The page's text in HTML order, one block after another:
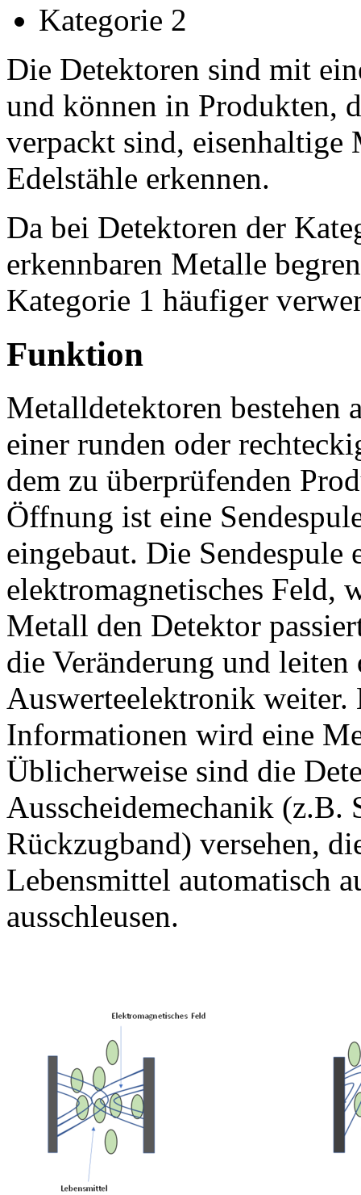
Kategorie 2
Die Detektoren sind mit
und können in Produkten,
verpackt sind, eisenhaltige
Edelstähle erkennen.
Da bei Detektoren der
erkennbaren Metalle
Kategorie 1 häufiger
Funktion
Metalldetektoren bestehen
einer runden oder
dem zu überprüfenden
Öffnung ist eine
eingebaut. Die Sendespule
elektromagnetisches Feld,
Metall den Detektor
die Veränderung und
Auswerteelektronik weiter.
Informationen wird eine
Üblicherweise sind die
Ausscheidemechanik (z.B.
Rückzugband) versehen,
Lebensmittel automatisch
ausschleusen.